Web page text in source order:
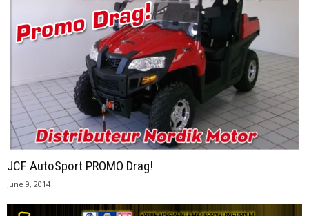
JCF AutoSport PROMO Drag!
June 9, 2014